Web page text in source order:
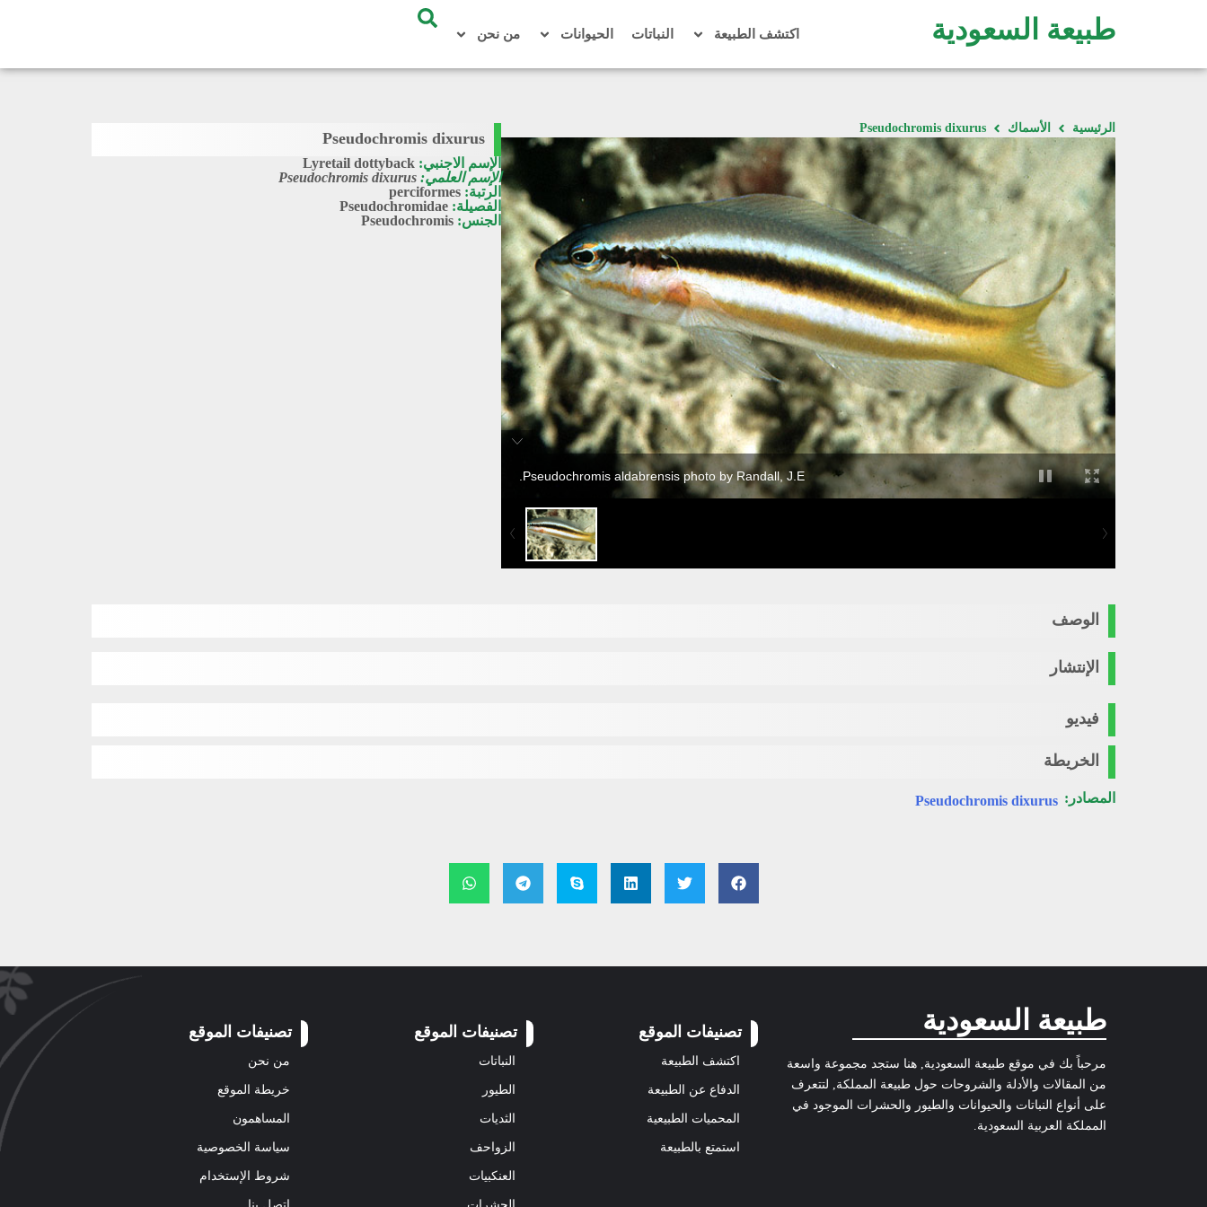
طبيعة السعودية اكتشف الطبيعة النباتات الحيوانات من نحن
الرئيسية الأسماك Pseudochromis dixurus
Pseudochromis aldabrensis photo by Randall, J.E.
Pseudochromis dixurus
الإسم الاجنبي: Lyretail dottyback
الإسم العلمي: Pseudochromis dixurus
الرتبة: perciformes
الفصيلة: Pseudochromidae
الجنس: Pseudochromis
الوصف
الإنتشار
فيديو
الخريطة
المصادر: Pseudochromis dixurus
طبيعة السعودية
مرحباً بك في موقع طبيعة السعودية, هنا ستجد مجموعة واسعة
من المقالات والأدلة والشروحات حول طبيعة المملكة, لتتعرف
على أنواع النباتات والحيوانات والطيور والحشرات الموجود في
المملكة العربية السعودية.
تصنيفات الموقع
اكتشف الطبيعة
الدفاع عن الطبيعة
المحميات الطبيعية
استمتع بالطبيعة
تصنيفات الموقع
النباتات
الطيور
الثديات
الزواحف
العنكبيات
تصنيفات الموقع
من نحن
خريطة الموقع
المساهمون
سياسة الخصوصية
شروط الإستخدام